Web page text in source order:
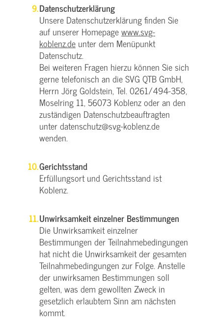
Datenschutzerklärung
Unsere Datenschutzerklärung finden Sie
auf unserer Homepagewww.svg-
koblenz.de unter dem Menüpunkt
Datenschutz.
Bei weiteren Fragen hierzu können Sie sich
gerne telefonisch an die SVG QTB GmbH,
Herrn Jörg Goldstein, Tel. 0261/494-358,
Moselring 11, 56073 Koblenz oder an den
zuständigen Datenschutzbeauftragten
unter datenschutz@svg-koblenz.de
wenden.
Gerichtsstand
Erfüllungsort und Gerichtsstand ist
Koblenz.
Unwirksamkeit einzelner Bestimmungen
Die Unwirksamkeit einzelner
Bestimmungen der Teilnahmebedingungen
hat nicht die Unwirksamkeit der gesamten
Teilnahmebedingungen zur Folge. Anstelle
der unwirksamen Bestimmungen soll
gelten, was dem gewollten Zweck in
gesetzlich erlaubtem Sinn am nächsten
kommt.